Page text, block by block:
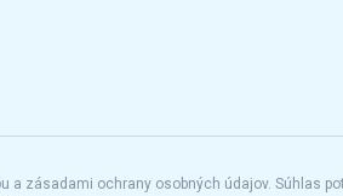
zásadami ochrany osobných údajov. Súhlas